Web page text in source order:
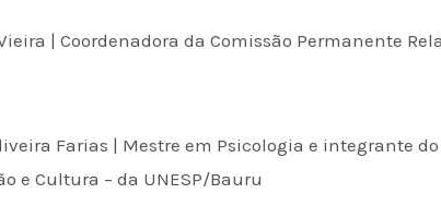
| Coordenadora da Comissão Permanente
Farias | Mestre em Psicologia e integrante do
e Cultura – da UNESP/Bauru